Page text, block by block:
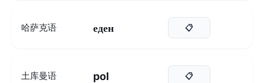
哈萨克语 еден 📋
土库曼语 pol 📋